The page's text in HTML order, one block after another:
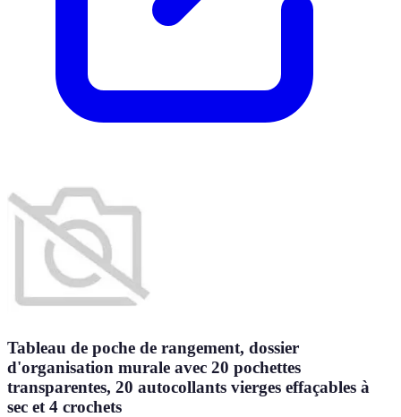
Tableau de poche de rangement, dossier
d'organisation murale avec 20 pochettes
transparentes, 20 autocollants vierges effaçables à
sec et 4 crochets